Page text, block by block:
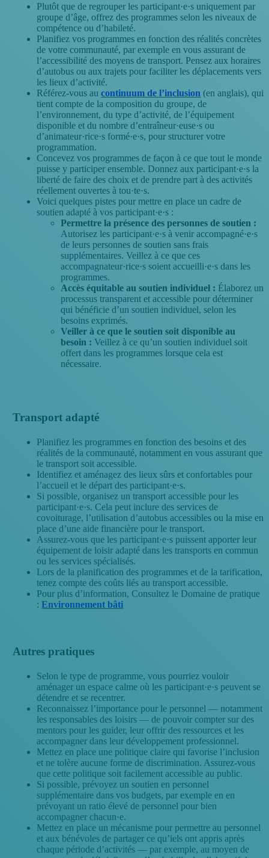
Plutôt que de regrouper les participant·e·s uniquement par
groupe d’âge, offrez des programmes selon les niveaux de
compétence ou d’habileté.
Planifiez vos programmes en fonction des réalités concrètes
de votre communauté, par exemple en vous assurant de
l’accessibilité des moyens de transport. Pensez aux horaires
d’autobus ou aux trajets pour faciliter les déplacements vers
les lieux d’activité.
Référez-vous aucontinuum de l’inclusion (en anglais), qui
tient compte de la composition du groupe, de
l’environnement, du type d’activité, de l’équipement
disponible et du nombre d’entraîneur·euse·s ou
d’animateur·rice·s formé·e·s, pour structurer votre
programmation.
Concevez vos programmes de façon à ce que tout le monde
puisse y participer ensemble. Donnez aux participant·e·s la
liberté de faire des choix et de prendre part à des activités
réellement ouvertes à tou·te·s.
Voici quelques pistes pour mettre en place un cadre de
soutien adapté à vos participant·e·s :
Permettre la présence des personnes de soutien :
Autorisez les participant·e·s à venir accompagné·e·s
de leurs personnes de soutien sans frais
supplémentaires. Veillez à ce que ces
accompagnateur·rice·s soient accueilli·e·s dans les
programmes.
Accès équitable au soutien individuel : Élaborez un
processus transparent et accessible pour déterminer
qui bénéficie d’un soutien individuel, selon les
besoins exprimés.
Veiller à ce que le soutien soit disponible au
besoin : Veillez à ce qu’un soutien individuel soit
offert dans les programmes lorsque cela est
nécessaire.
Transport adapté
Planifiez les programmes en fonction des besoins et des
réalités de la communauté, notamment en vous assurant que
le transport soit accessible.
Identifiez et aménagez des lieux sûrs et confortables pour
l’accueil et le départ des participant·e·s.
Si possible, organisez un transport accessible pour les
participant·e·s. Cela peut inclure des services de
covoiturage, l’utilisation d’autobus accessibles ou la mise en
place d’une aide financière pour le transport.
Assurez-vous que les participant·e·s puissent apporter leur
équipement de loisir adapté dans les transports en commun
ou les services spécialisés.
Lors de la planification des programmes et de la tarification,
tenez compte des coûts liés au transport accessible.
Pour plus d’information, Consultez le Domaine de pratique
:Environnement bâti
Autres pratiques
Selon le type de programme, vous pourriez vouloir
aménager un espace calme où les participant·e·s peuvent se
détendre et se recentrer.
Reconnaissez l’importance pour le personnel — notamment
les responsables des loisirs — de pouvoir compter sur des
mentors pour les guider, leur offrir des ressources et les
accompagner dans leur développement professionnel.
Mettez en place une politique claire qui favorise l’inclusion
et ne tolère aucune forme de discrimination. Assurez-vous
que cette politique soit facilement accessible au public.
Si possible, prévoyez un soutien en personnel
supplémentaire dans vos budgets, par exemple en en
prévoyant un ratio élevé de personnel pour bien
accompagner chacun·e.
Mettez en place un mécanisme pour permettre au personnel
et aux bénévoles de partager ce qu’iels ont appris après
chaque période d’activités — par exemple, au moyen de